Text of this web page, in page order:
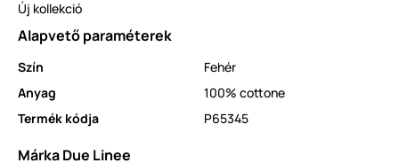
Új kollekció
Alapvető paraméterek
Szín
Fehér
Anyag
100% cottone
Termék kódja
P65345
Márka Due Linee